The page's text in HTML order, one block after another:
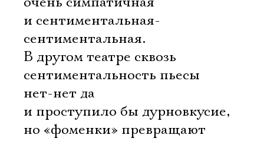
и сентиментальная-
сентиментальная.
В другом театре сквозь
сентиментальность пьесы
нет-нет да
и проступило бы дурновкусие,
но «фоменки» превращают